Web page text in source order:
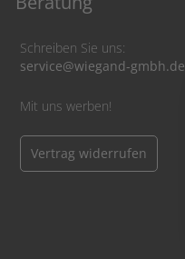
Schreiben Sie uns:
service@wiegand-gmbh.de
Mit uns werben!
Vertrag widerrufen